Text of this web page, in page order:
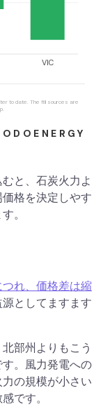
と、石炭火力よ
格を決定しやす
。
れ、価格差は縮
としてますます
部州よりもこう
。風力発電への
の規模が小さい
です。